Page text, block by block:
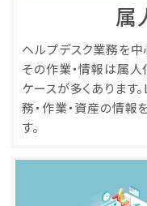
属
ヘルプデスク業務を中
その作業・情報は属人
ケースが多くあります
務・作業・資産の情報
す。